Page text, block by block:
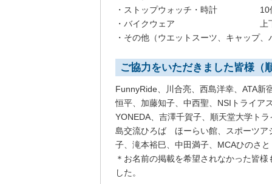
・ストップウォッチ・時計 10
・バイクウェア 上下合わ
・その他（ウエットスーツ、キャップ
ご協力をいただきました皆様（
FunnyRide、川合亮、西島洋幸、ATA
恒平、加藤知子、中西聖、NSIトライ
YONEDA、吉澤千賀子、順天堂大学ト
島交流ひろば ほーらい館、スポーツア
子、滝本裕巳、中田満子、MCAひのさ
＊お名前の掲載を希望されなかった皆
した。